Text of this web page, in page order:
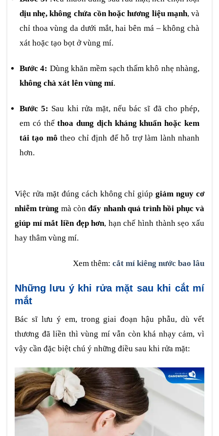
dịu nhẹ, không chứa cồn hoặc hương liệu mạnh, và
chỉ thoa vùng da dưới mắt, hai bên má – không chà
xát hoặc tạo bọt ở vùng mí.
Bước 4: Dùng khăn mềm sạch thấm khô nhẹ nhàng,
không chà xát lên vùng mí.
Bước 5: Sau khi rửa mặt, nếu bác sĩ đã cho phép,
em có thểthoa dung dịch kháng khuẩn hoặc kem
tái tạo mô theo chỉ định để hỗ trợ làm lành nhanh
hơn.
Việc rửa mặt đúng cách không chỉ giúpgiảm nguy cơ
nhiễm trùng mà cònđẩy nhanh quá trình hồi phục và
giúp mí mắt liền đẹp hơn, hạn chế hình thành sẹo xấu
hay thâm vùng mí.
Xem thêm: cắt mí kiêng nước bao lâu
Những lưu ý khi rửa mặt sau khi cắt mí
mắt
Bác sĩ lưu ý em, trong giai đoạn hậu phẫu, dù vết
thương đã liền thì vùng mí vẫn còn khá nhạy cảm, vì
vậy cần đặc biệt chú ý những điều sau khi rửa mặt: